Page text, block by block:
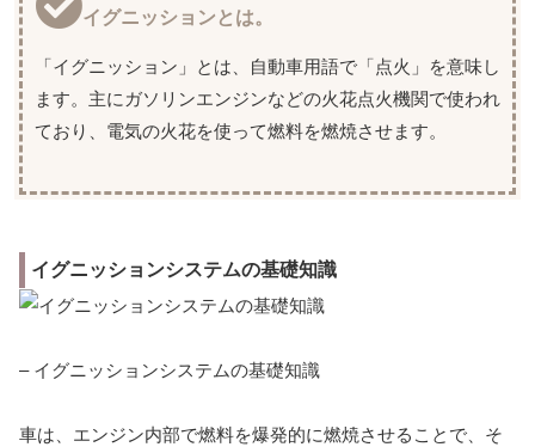
イグニッションとは。
「イグニッション」とは、自動車用語で「点火」を意味し
ます。主にガソリンエンジンなどの火花点火機関で使われ
ており、電気の火花を使って燃料を燃焼させます。
イグニッションシステムの基礎知識
– イグニッションシステムの基礎知識
車は、エンジン内部で燃料を爆発的に燃焼させることで、そ